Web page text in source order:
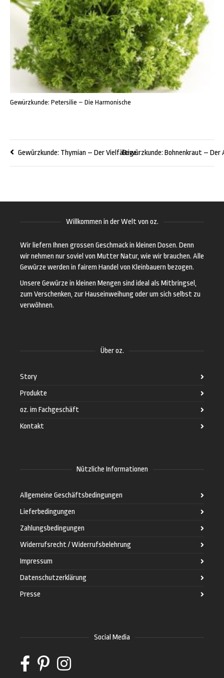
Gewürzkunde: Petersilie – Die Harmonische
Gewürzkunde: Thymian – Der VielfältigeGewürzkunde: Bohnenkraut –
Willkommen in der Welt von oz.
Wir liefern Ihnen grossen Geschmack in kleinen Dosen. Denn
wir nehmen nur soviel von Mutter Natur, wie wir brauchen. Alle
Gewürze werden in fairem Handel von Kleinbauern bezogen.
Unsere Gewürze in kleinen Mengen sind ideal als Mitbringsel,
zum Verschenken, zur Hauseinweihung oder um sich selbst zu
verwöhnen.
Über oz.
Story
Produkte
oz. im Fachgeschäft
Kontakt
Nützliche Informationen
Allgemeine Geschäftsbedingungen
Lieferbedingungen
Zahlungsbedingungen
Widerrufsrecht / Widerrufsbelehrung
Impressum
Datenschutzerklärung
Presse
Social Media